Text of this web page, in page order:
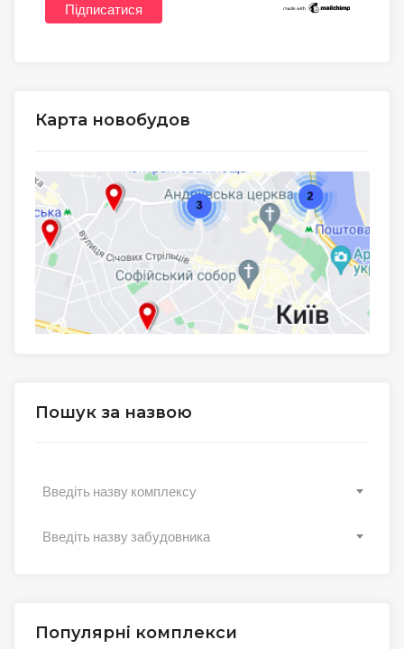
Карта новобудов
Пошук за назвою
Введіть назву комплексу
Введіть назву забудовника
Популярні комплекси